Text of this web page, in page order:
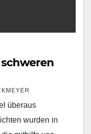
überaus
wurden in